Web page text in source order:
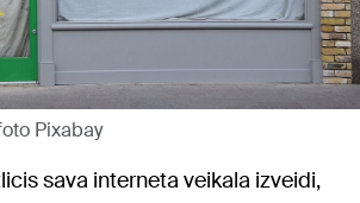
Pixabay
sava interneta veikala izveidi,